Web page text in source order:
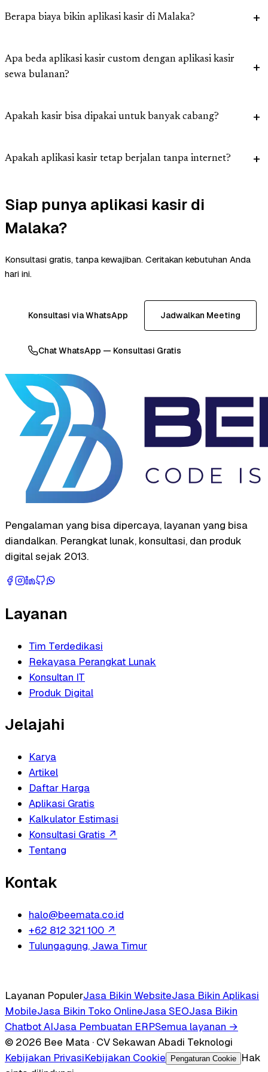
Berapa biaya bikin aplikasi kasir di Malaka?
Apa beda aplikasi kasir custom dengan aplikasi kasir
sewa bulanan?
Apakah kasir bisa dipakai untuk banyak cabang?
Apakah aplikasi kasir tetap berjalan tanpa internet?
Siap punya aplikasi kasir di
Malaka?
Konsultasi gratis, tanpa kewajiban. Ceritakan kebutuhan Anda
hari ini.
Konsultasi via WhatsApp Jadwalkan Meeting
Chat WhatsApp — Konsultasi Gratis
Pengalaman yang bisa dipercaya, layanan yang bisa
diandalkan. Perangkat lunak, konsultasi, dan produk
digital sejak 2013.
Layanan
Tim Terdedikasi
Rekayasa Perangkat Lunak
Konsultan IT
Produk Digital
Jelajahi
Karya
Artikel
Daftar Harga
Aplikasi Gratis
Kalkulator Estimasi
Konsultasi Gratis ↗
Tentang
Kontak
halo@beemata.co.id
+62 812 321 100 ↗
Tulungagung, Jawa Timur
Layanan PopulerJasa Bikin WebsiteJasa Bikin Aplikasi
MobileJasa Bikin Toko OnlineJasa SEOJasa Bikin
Chatbot AIJasa Pembuatan ERPSemua layanan →
© 2026 Bee Mata · CV Sekawan Abadi Teknologi
Kebijakan PrivasiKebijakan Cookie Pengaturan Cookie
Hak